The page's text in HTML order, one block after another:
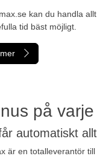
kan du handla
tid bäst möjligt.
på
automatiskt
är en totalleverantör